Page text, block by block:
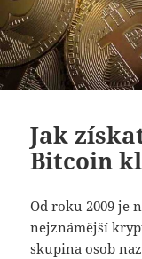
Jak
Bitcoin
Od roku 2009 je
nejznámější
skupina osob